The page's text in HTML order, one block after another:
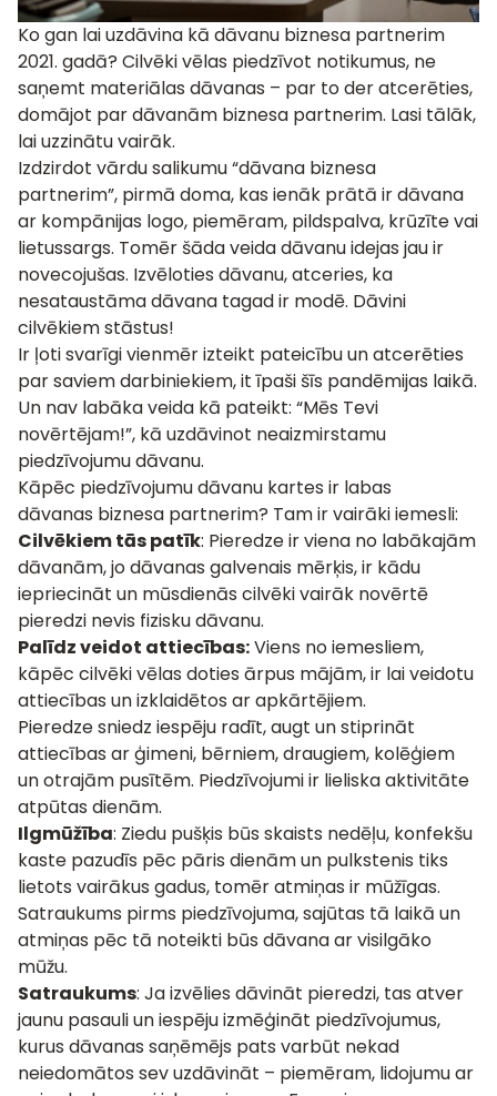
Ko gan lai uzdāvina kā dāvanu biznesa partnerim
2021. gadā? Cilvēki vēlas piedzīvot notikumus, ne
saņemt materiālas dāvanas – par to der atcerēties,
domājot par dāvanām biznesa partnerim. Lasi tālāk,
lai uzzinātu vairāk.
Izdzirdot vārdu salikumu “dāvana biznesa
partnerim”, pirmā doma, kas ienāk prātā ir dāvana
ar kompānijas logo, piemēram, pildspalva, krūzīte vai
lietussargs. Tomēr šāda veida dāvanu idejas jau ir
novecojušas. Izvēloties dāvanu, atceries, ka
nesataustāma dāvana tagad ir modē. Dāvini
cilvēkiem stāstus!
Ir ļoti svarīgi vienmēr izteikt pateicību un atcerēties
par saviem darbiniekiem, it īpaši šīs pandēmijas laikā.
Un nav labāka veida kā pateikt: “Mēs Tevi
novērtējam!”, kā uzdāvinot neaizmirstamu
piedzīvojumu dāvanu.
Kāpēc piedzīvojumu dāvanu kartes ir labas
dāvanas biznesa partnerim? Tam ir vairāki iemesli:
Cilvēkiem tās patīk: Pieredze ir viena no labākajām
dāvanām, jo dāvanas galvenais mērķis, ir kādu
iepriecināt un mūsdienās cilvēki vairāk novērtē
pieredzi nevis fizisku dāvanu.
Palīdz veidot attiecības:Viens no iemesliem,
kāpēc cilvēki vēlas doties ārpus mājām, ir lai veidotu
attiecības un izklaidētos ar apkārtējiem.
Pieredze sniedz iespēju radīt, augt un stiprināt
attiecības ar ģimeni, bērniem, draugiem, kolēģiem
un otrajām pusītēm. Piedzīvojumi ir lieliska aktivitāte
atpūtas dienām.
Ilgmūžība: Ziedu pušķis būs skaists nedēļu, konfekšu
kaste pazudīs pēc pāris dienām un pulkstenis tiks
lietots vairākus gadus, tomēr atmiņas ir mūžīgas.
Satraukums pirms piedzīvojuma, sajūtas tā laikā un
atmiņas pēc tā noteikti būs dāvana ar visilgāko
mūžu.
Satraukums: Ja izvēlies dāvināt pieredzi, tas atver
jaunu pasauli un iespēju izmēģināt piedzīvojumus,
kurus dāvanas saņēmējs pats varbūt nekad
neiedomātos sev uzdāvināt – piemēram, lidojumu ar